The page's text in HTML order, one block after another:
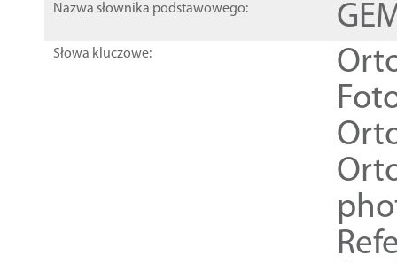
Nazwa słownika podstawowego:
Słowa kluczowe: